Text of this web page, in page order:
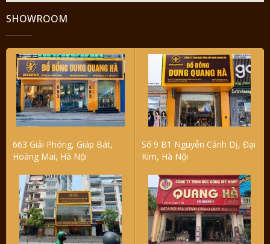
SHOWROOM
663 Giải Phóng, Giáp Bát,
Hoàng Mai, Hà Nội
Số 9 B1 Nguyễn Cảnh Dị, Đại
Kim, Hà Nội